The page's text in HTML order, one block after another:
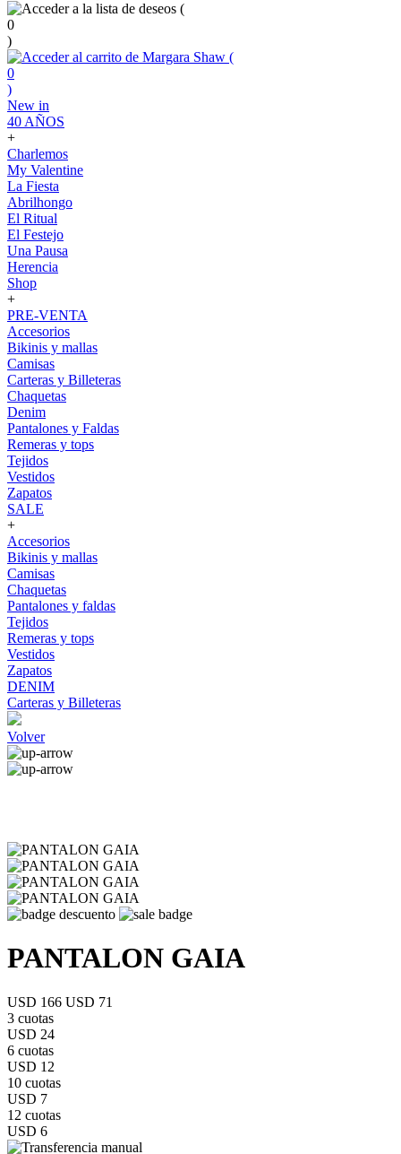
(
0
)
(
0
)
New in
40 AÑOS
+
Charlemos
My Valentine
La Fiesta
Abrilhongo
El Ritual
El Festejo
Una Pausa
Herencia
Shop
+
PRE-VENTA
Accesorios
Bikinis y mallas
Camisas
Carteras y Billeteras
Chaquetas
Denim
Pantalones y Faldas
Remeras y tops
Tejidos
Vestidos
Zapatos
SALE
+
Accesorios
Bikinis y mallas
Camisas
Chaquetas
Pantalones y faldas
Tejidos
Remeras y tops
Vestidos
Zapatos
DENIM
Carteras y Billeteras
Volver
PANTALON GAIA
USD 166 USD 71
3 cuotas
USD 24
6 cuotas
USD 12
10 cuotas
USD 7
12 cuotas
USD 6